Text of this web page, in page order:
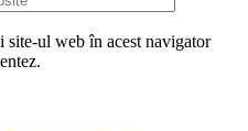
site-ul web în acest navigator